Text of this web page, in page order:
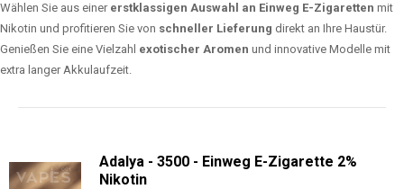
Wählen Sie aus einer erstklassigen Auswahl an Einweg E-Zigaretten mit
Nikotin und profitieren Sie von schneller Lieferung direkt an Ihre Haustür.
Genießen Sie eine Vielzahl exotischer Aromen und innovative Modelle mit
extra langer Akkulaufzeit.
Adalya - 3500 - Einweg E-Zigarette 2%
Nikotin